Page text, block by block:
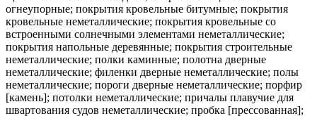
огнеупорные; покрытия кровельные битумные; покрытия
кровельные неметаллические; покрытия кровельные со
встроенными солнечными элементами неметаллические;
покрытия напольные деревянные; покрытия строительные
неметаллические; полки каминные; полотна дверные
неметаллические; филенки дверные неметаллические; полы
неметаллические; пороги дверные неметаллические; порфир
[камень]; потолки неметаллические; причалы плавучие для
швартования судов неметаллические; пробка [прессованная];